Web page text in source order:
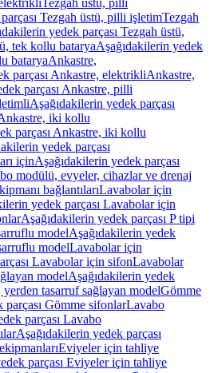
Tezgah üstü, pilli
Tezgah üstü, pilli işletimTezgah
yedek parçası Tezgah üstü,
tek kollu bataryaAşağıdakilerin yedek
bataryaAnkastre,
parçası Ankastre, elektrikliAnkastre,
parçası Ankastre, pilli
Aşağıdakilerin yedek parçası
iki kollu
parçası Ankastre, iki kollu
yedek parçası
içinAşağıdakilerin yedek parçası
modülü, evyeler, cihazlar ve drenaj
bağlantılarıLavabolar için
yedek parçası Lavabolar için
Aşağıdakilerin yedek parçası P tipi
modelAşağıdakilerin yedek
modelLavabolar için
Lavabolar için sifonLavabolar
modelAşağıdakilerin yedek
tasarruf sağlayan modelGömme
parçası Gömme sifonlarLavabo
parçası Lavabo
Aşağıdakilerin yedek parçası
Eviyeler için tahliye
parçası Eviyeler için tahliye